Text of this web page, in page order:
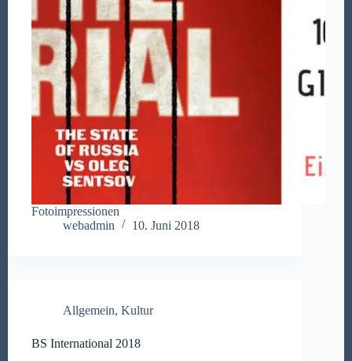
Fotoimpressionen
webadmin
10. Juni 2018
Allgemein, Kultur
BS International 2018